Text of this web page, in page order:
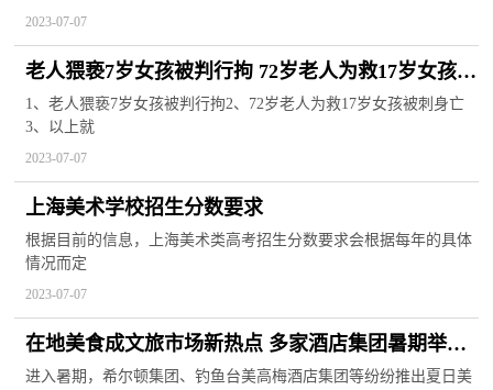
2023-07-07
老人猥亵7岁女孩被判行拘 72岁老人为救17岁女孩被
刺身亡 基本情况讲解
1、老人猥亵7岁女孩被判行拘2、72岁老人为救17岁女孩被刺身亡
3、以上就
2023-07-07
上海美术学校招生分数要求
根据目前的信息，上海美术类高考招生分数要求会根据每年的具体
情况而定
2023-07-07
在地美食成文旅市场新热点 多家酒店集团暑期举办
“主厨季”活动
进入暑期，希尔顿集团、钓鱼台美高梅酒店集团等纷纷推出夏日美